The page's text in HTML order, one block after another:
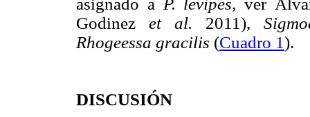
asignado a P. levipes, ver
Godinez et al. 2011),
Rhogeessa gracilis (Cuadro 1).
DISCUSIÓN